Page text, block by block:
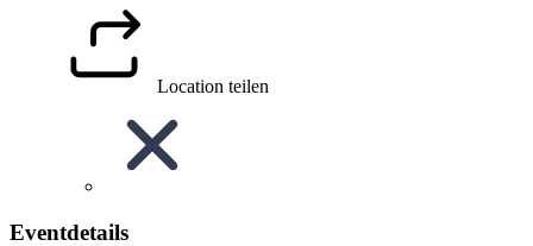
Location teilen
Eventdetails